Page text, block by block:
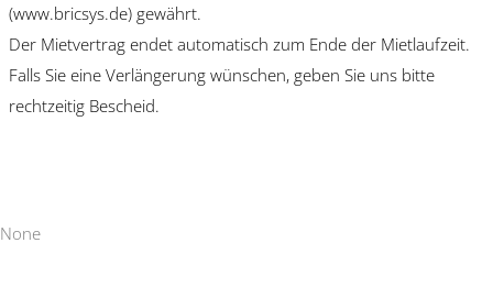
(www.bricsys.de) gewährt.
Der Mietvertrag endet automatisch zum Ende der Mietlaufzeit.
Falls Sie eine Verlängerung wünschen, geben Sie uns bitte
rechtzeitig Bescheid.
None